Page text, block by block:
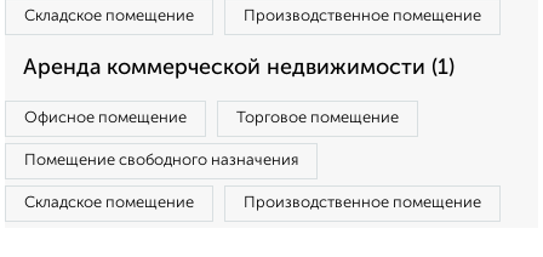
Складское помещение Производственное помещение
Аренда коммерческой недвижимости (1)
Офисное помещение Торговое помещение
Помещение свободного назначения
Складское помещение Производственное помещение